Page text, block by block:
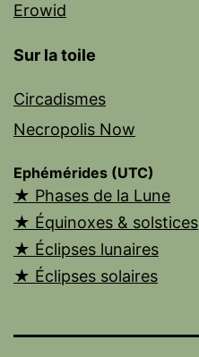
Erowid
Sur la toile
Circadismes
Necropolis Now
Ephémérides (UTC)
★ Phases de la Lune
★ Équinoxes & solstices
★ Éclipses lunaires
★ Éclipses solaires